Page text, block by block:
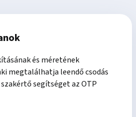
és méretének
megtalálhatja leendő csodás
segítséget az OTP